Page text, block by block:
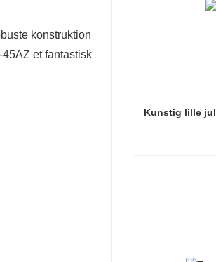
konstruktion
et fantastisk
Kunstig lille jul